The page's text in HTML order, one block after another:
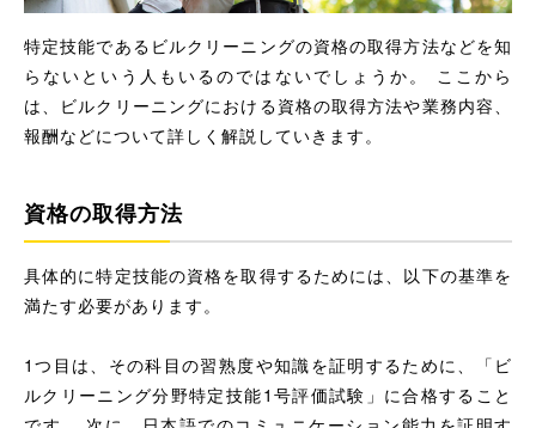
特定技能であるビルクリーニングの資格の取得方法などを知
らないという人もいるのではないでしょうか。 ここから
は、ビルクリーニングにおける資格の取得方法や業務内容、
報酬などについて詳しく解説していきます。
資格の取得方法
具体的に特定技能の資格を取得するためには、以下の基準を
満たす必要があります。
1つ目は、その科目の習熟度や知識を証明するために、「ビ
ルクリーニング分野特定技能1号評価試験」に合格すること